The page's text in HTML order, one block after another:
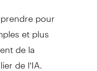
pour
et plus
de la
de l’IA.